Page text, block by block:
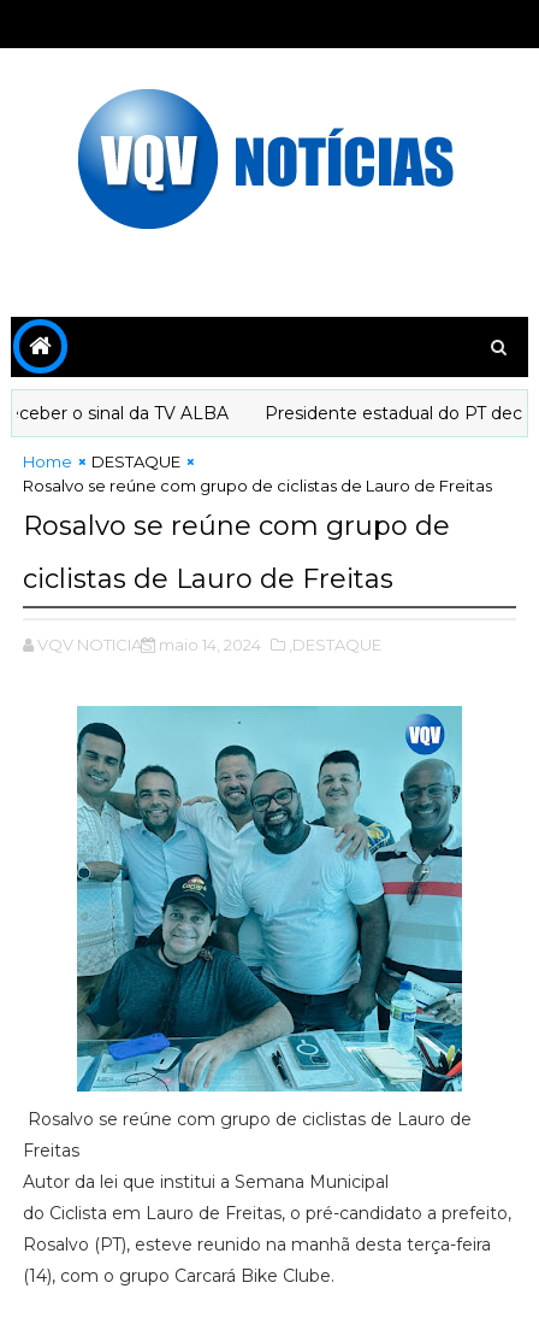
o sinal da TV ALBA Presidente estadual do PT
Home
DESTAQUE
Rosalvo se reúne com grupo de ciclistas de Lauro de Freitas
Rosalvo se reúne com grupo de
ciclistas de Lauro de Freitas
VQV NOTICIAS maio 14, 2024 ,DESTAQUE
Rosalvo se reúne com grupo de ciclistas de Lauro de
Freitas
Autor da lei que institui a Semana Municipal
do Ciclista em Lauro de Freitas, o pré-candidato a prefeito,
Rosalvo (PT), esteve reunido na manhã desta terça-feira
(14), com o grupo Carcará Bike Clube.